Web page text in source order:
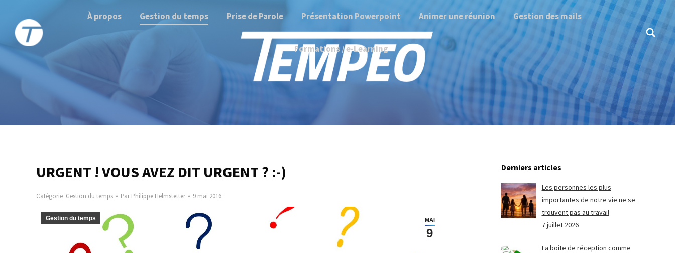
À propos Gestion du temps Prise de Parole Présentation Powerpoint Animer une réunion Gestion des mails
Formations / e-Learning
Search:
URGENT ! VOUS AVEZ DIT URGENT ? :-)
Catégorie Gestion du temps ParPhilippe Helmstetter 9 mai 2016
MAI
9
Gestion du temps
Derniers articles
Les personnes les plus
importantes de notre vie ne se
trouvent pas au travail
7 juillet 2026
La boite de réception comme